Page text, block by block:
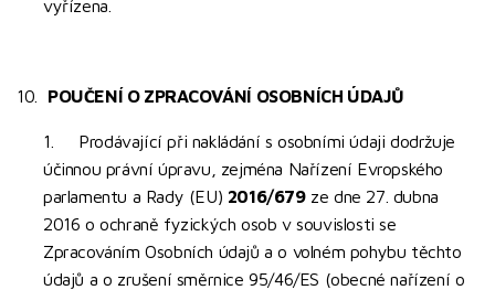
vyřízena.
10. POUČENÍ O ZPRACOVÁNÍ OSOBNÍCH ÚDAJŮ
1. Prodávající při nakládání s osobními údaji dodržuje
účinnou právní úpravu, zejména Nařízení Evropského
parlamentu a Rady (EU) 2016/679ze dne 27. dubna
2016 o ochraně fyzických osob v souvislosti se
Zpracováním Osobních údajů a o volném pohybu těchto
údajů a o zrušení směrnice 95/46/ES (obecné nařízení o